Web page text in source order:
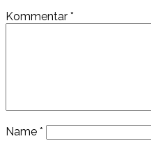
Kommentar *
Name *